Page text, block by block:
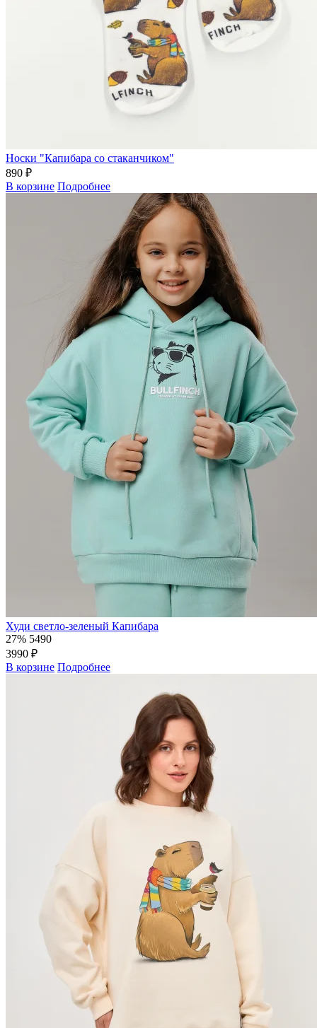
Носки "Капибара со стаканчиком"
890 ₽
В корзине Подробнее
Худи светло-зеленый Капибара
27% 5490
3990 ₽
В корзине Подробнее